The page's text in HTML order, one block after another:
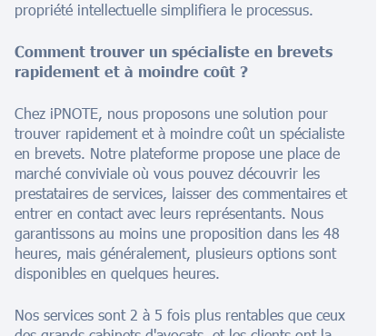
propriété intellectuelle simplifiera le processus.
Comment trouver un spécialiste en brevets
rapidement et à moindre coût ?
Chez iPNOTE, nous proposons une solution pour
trouver rapidement et à moindre coût un spécialiste
en brevets. Notre plateforme propose une place de
marché conviviale où vous pouvez découvrir les
prestataires de services, laisser des commentaires et
entrer en contact avec leurs représentants. Nous
garantissons au moins une proposition dans les 48
heures, mais généralement, plusieurs options sont
disponibles en quelques heures.
Nos services sont 2 à 5 fois plus rentables que ceux